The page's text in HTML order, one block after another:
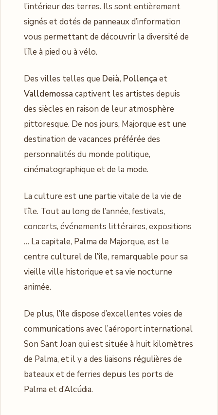
l’intérieur des terres. Ils sont entièrement
signés et dotés de panneaux d’information
vous permettant de découvrir la diversité de
l’île à pied ou à vélo.
Des villes telles que Deià, Pollença et
Valldemossa captivent les artistes depuis
des siècles en raison de leur atmosphère
pittoresque. De nos jours, Majorque est une
destination de vacances préférée des
personnalités du monde politique,
cinématographique et de la mode.
La culture est une partie vitale de la vie de
l’île. Tout au long de l’année, festivals,
concerts, événements littéraires, expositions
… La capitale, Palma de Majorque, est le
centre culturel de l’île, remarquable pour sa
vieille ville historique et sa vie nocturne
animée.
De plus, l’île dispose d’excellentes voies de
communications avec l’aéroport international
Son Sant Joan qui est située à huit kilomètres
de Palma, et il y a des liaisons régulières de
bateaux et de ferries depuis les ports de
Palma et d’Alcúdia.